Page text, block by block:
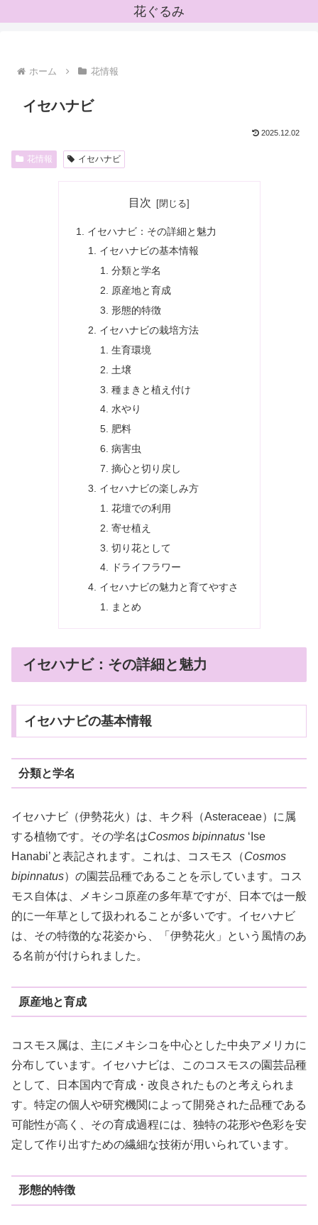
花ぐるみ
ホーム 花情報
イセハナビ
2025.12.02
花情報 イセハナビ
目次
イセハナビ：その詳細と魅力
イセハナビの基本情報
分類と学名
原産地と育成
形態的特徴
イセハナビの栽培方法
生育環境
土壌
種まきと植え付け
水やり
肥料
病害虫
摘心と切り戻し
イセハナビの楽しみ方
花壇での利用
寄せ植え
切り花として
ドライフラワー
イセハナビの魅力と育てやすさ
まとめ
イセハナビ：その詳細と魅力
イセハナビの基本情報
分類と学名
イセハナビ（伊勢花火）は、キク科（Asteraceae）に属
する植物です。その学名はCosmos bipinnatus ‘Ise
Hanabi’と表記されます。これは、コスモス（Cosmos
bipinnatus）の園芸品種であることを示しています。コス
モス自体は、メキシコ原産の多年草ですが、日本では一般
的に一年草として扱われることが多いです。イセハナビ
は、その特徴的な花姿から、「伊勢花火」という風情のあ
る名前が付けられました。
原産地と育成
コスモス属は、主にメキシコを中心とした中央アメリカに
分布しています。イセハナビは、このコスモスの園芸品種
として、日本国内で育成・改良されたものと考えられま
す。特定の個人や研究機関によって開発された品種である
可能性が高く、その育成過程には、独特の花形や色彩を安
定して作り出すための繊細な技術が用いられています。
形態的特徴